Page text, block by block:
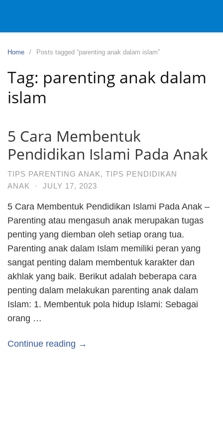
Home Posts tagged “parenting anak dalam islam”
Tag: parenting anak dalam
islam
5 Cara Membentuk
Pendidikan Islami Pada Anak
TIPS PARENTING ANAK, TIPS PENDIDIKAN
ANAK
· JULY 17, 2023
5 Cara Membentuk Pendidikan Islami Pada Anak –
Parenting atau mengasuh anak merupakan tugas
penting yang diemban oleh setiap orang tua.
Parenting anak dalam Islam memiliki peran yang
sangat penting dalam membentuk karakter dan
akhlak yang baik. Berikut adalah beberapa cara
penting dalam melakukan parenting anak dalam
Islam: 1. Membentuk pola hidup Islami: Sebagai
orang …
Continue reading →